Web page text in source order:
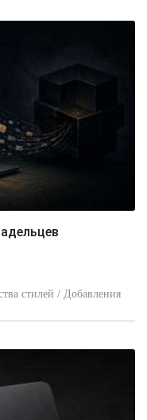
стилей / Добавления